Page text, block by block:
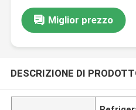
Miglior prezzo
DESCRIZIONE DI